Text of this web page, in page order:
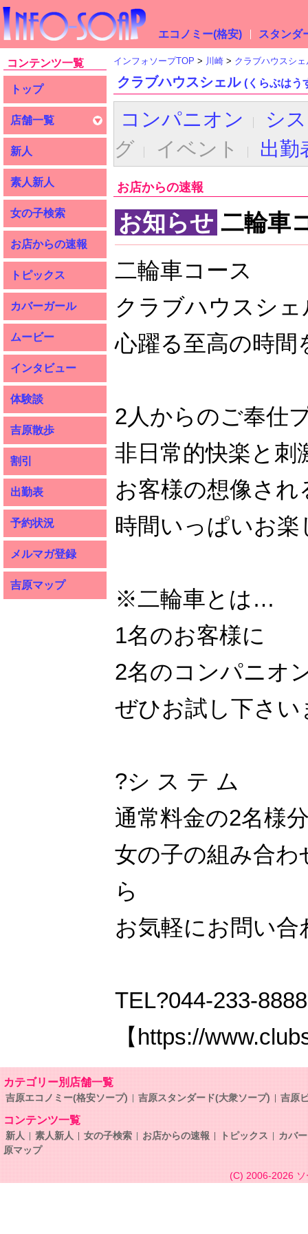
エコノミー(格安) スタンダ
コンテンツ一覧
トップ
店舗一覧
新人
素人新人
女の子検索
お店からの速報
トピックス
カバーガール
ムービー
インタビュー
体験談
吉原散歩
割引
出勤表
予約状況
メルマガ登録
吉原マップ
インフォソープTOP 川崎 クラブハウスシェ
クラブハウスシェル (くらぶはう
コンパニオン
シ
グ
イベント 出勤
お店からの速報
お知らせ 二輪車
二輪車コース
クラブハウスシ
心躍る至高の時
2人からのご奉仕
非日常的快楽と刺
お客様の想像さ
時間いっぱいお
※二輪車とは…
1名のお客様に
2名のコンパニオ
ぜひお試し下さい
?シ ス テ ム
通常料金の2名様
女の子の組み合
ら
お気軽にお問い
TEL?044-233-8888
【https://
カテゴリー別店舗一覧
吉原エコノミー(格安ソープ) 吉原スタンダード(大衆ソープ) 吉原
コンテンツ一覧
新人 素人新人 女の子検索 お店からの速報 トピックス
カバ
原マップ
(C) 2006-2026ソ